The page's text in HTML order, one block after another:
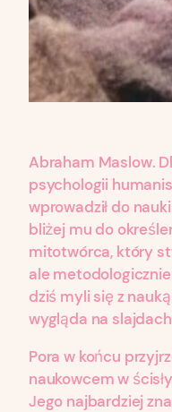
Abraham Maslow.
psychologii
wprowadził do
bliżej mu do
mitotwórca, który
ale
dziś myli się z
wygląda na
Pora w końcu
naukowcem w
Jego najbardziej